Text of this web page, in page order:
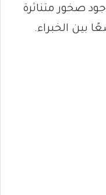
يوم 18 نوفمبر 2024 وجود صخور متناثرة
بين الخبراء.